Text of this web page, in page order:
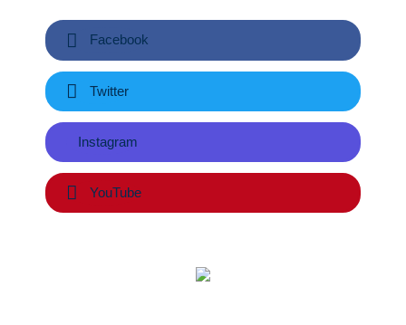
Facebook
Twitter
Instagram
YouTube